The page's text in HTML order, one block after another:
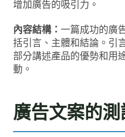
增加廣告的吸引力。
內容結構：一篇成功的廣
括引言、主體和結論。引
部分講述產品的優勢和用
動。
廣告文案的